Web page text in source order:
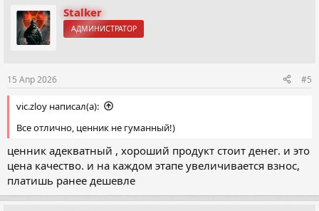
Stalker
АДМИНИСТРАТОР
15 Апр 2026 #5
vic.zloy написал(а):
Все отлично, ценник не гуманный!)
ценник адекватный , хороший продукт стоит денег. и это
цена качество. и на каждом этапе увеличивается взнос,
платишь ранее дешевле